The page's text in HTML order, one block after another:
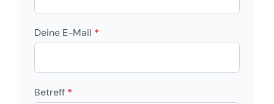
Deine E-Mail *
Betreff *